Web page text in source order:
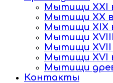
Мытищи XXI
Мытищи XX
Мытищи XIX
Мытищи
Мытищи XVII
Мытищи XVI
Мытищи
Контакты